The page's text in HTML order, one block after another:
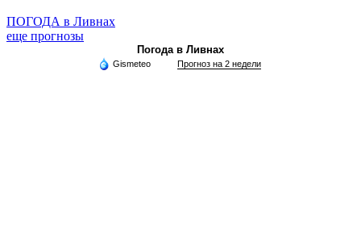
ПОГОДА в Ливнах
еще прогнозы
Погода в Ливнах
Gismeteo Прогноз на 2 недели